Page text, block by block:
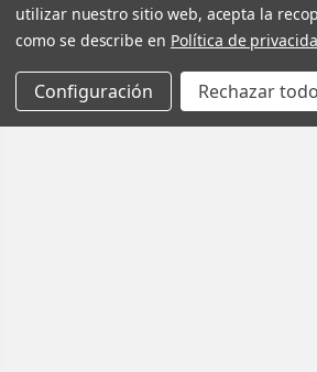
utilizar nuestro sitio web, acepta la
como se describe en Política de
Configuración Rechazar todo